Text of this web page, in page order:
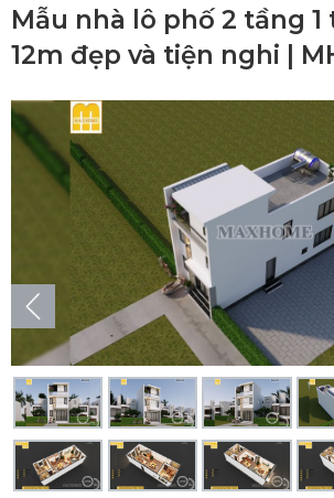
Mẫu nhà lô phố 2 tầng
12m đẹp và tiện nghi |